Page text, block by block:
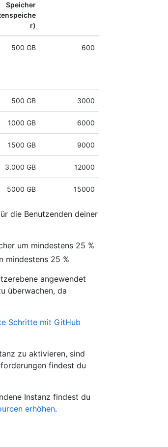
Speicher
r)
500 GB 600
500 GB 3000
1000 GB 6000
1500 GB 9000
3.000 GB 12000
5000 GB 15000
die Benutzenden deiner
um mindestens 25 %
mindestens 25 %
angewendet
überwachen, da
Schritte mit GitHub
zu aktivieren, sind
findest du
Instanz findest du
erhöhen.